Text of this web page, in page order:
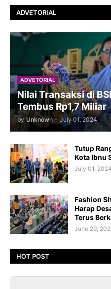
ADVETORIAL
ADVETORIAL
Nilai Transaksi di
Tembus Rp1,7 Miliar
by Unknown - July 01, 2024
Tutup
Kota Ibnu
July 01, 2024
Fashion
Harap
Terus
June 29,
HOT POST